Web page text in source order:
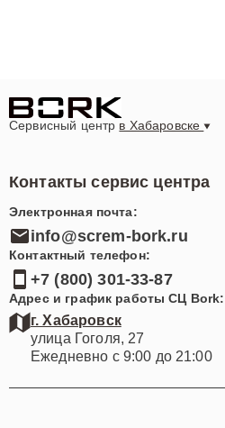
профессионалам!
Сервисный центр в Хабаровске
Контакты сервис центра
Электронная почта:
info@screm-bork.ru
Контактный телефон:
+7 (800) 301-33-87
Адрес и график работы СЦ Bork:
г. Хабаровск
улица Гоголя, 27
Ежедневно с 9:00 до 21:00